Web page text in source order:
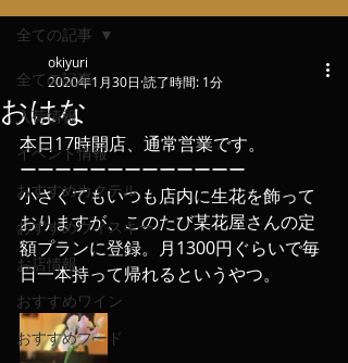
全ての記事
入荷情報
イベント情報
おすすめカクテル
おすすめウィスキー
お店情報
おすすめワイン
おすすめフード
全ての記事
おはな
okiyuri
2020年1月30日 読了時間: 1分
本日17時開店、通常営業です。
ーーーーーーーーーーーーー
小さくてもいつも店内に生花を飾って
おりますが、このたび某花屋さんの定
額プランに登録。月1300円ぐらいで毎
日一本持って帰れるというやつ。